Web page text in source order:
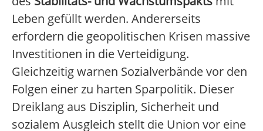
Leben gefüllt werden. Andererseits
erfordern die geopolitischen Krisen massive
Investitionen in die Verteidigung.
Gleichzeitig warnen Sozialverbände vor den
Folgen einer zu harten Sparpolitik. Dieser
Dreiklang aus Disziplin, Sicherheit und
sozialem Ausgleich stellt die Union vor eine